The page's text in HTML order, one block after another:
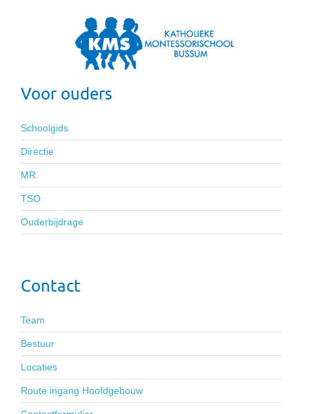
Voor ouders
Schoolgids
Directie
MR
TSO
Ouderbijdrage
Contact
Team
Bestuur
Locaties
Route ingang Hoofdgebouw